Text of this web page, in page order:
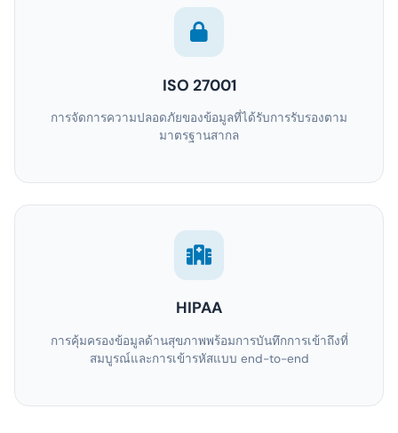
ISO 27001
การจัดการความปลอดภัยของข้อมูลที่ได้รับการรับรองตาม
มาตรฐานสากล
HIPAA
การคุ้มครองข้อมูลด้านสุขภาพพร้อมการบันทึกการเข้าถึงที่
สมบูรณ์และการเข้ารหัสแบบ end-to-end